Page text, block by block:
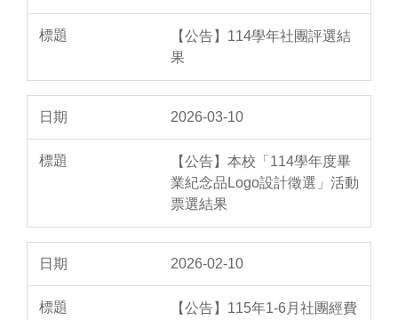
【公告】114學年社團評選結
果
2026-03-10
【公告】本校「114學年度畢
業紀念品Logo設計徵選」活動
票選結果
2026-02-10
【公告】115年1-6月社團經費